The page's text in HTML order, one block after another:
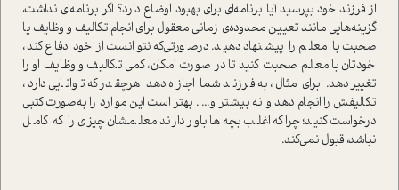
از فرزند خود بپرسید آیا برنامه‌ای برای بهبود اوضاع دارد؟ اگر برنامه‌ای نداشت،
گزینه‌هایی مانند تعیین محدوده‌ی زمانی معقول برای انجام تکالیف و وظایف یا
صحبت با معلم را پیشنهاد دهید. درصورتی‌که نتوانست از خود دفاع کند،
خودتان با معلم صحبت کنید تا در صورت امکان، کمی تکالیف و وظایف او را
تغییر دهد. برای مثال، به فرزند شما اجازه دهد هرچقدر که توانایی دارد،
تکالیفش را انجام دهد و نه بیشتر و... . بهتر است این موارد را به‌صورت کتبی
درخواست کنید؛ چراکه اغلب بچه‌ها باور دارند معلمشان چیزی را که کامل
نباشد، قبول نمی‌کند.